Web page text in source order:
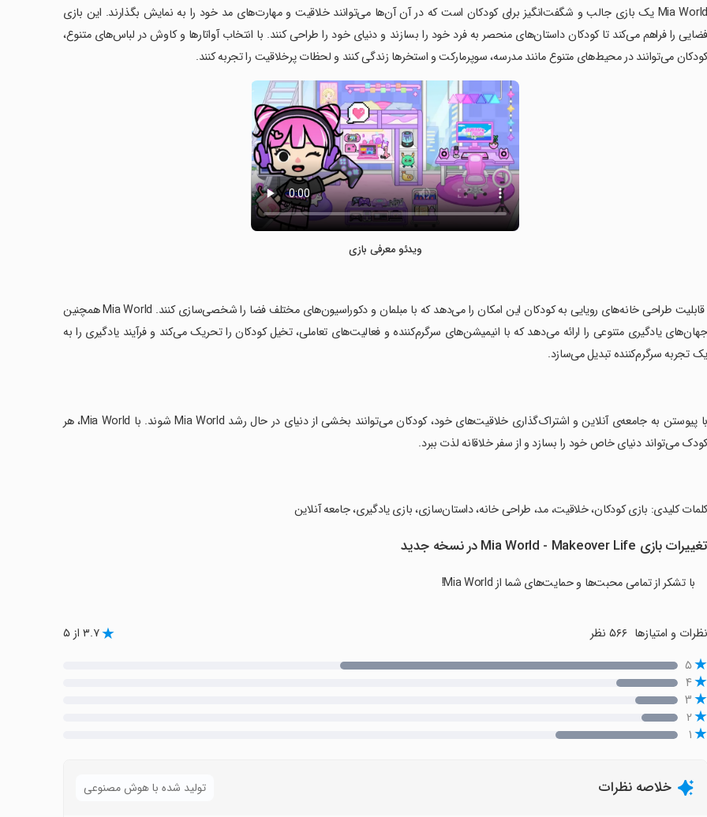
Mia World یک بازی جالب و شگفت‌انگیز برای کودکان است که در آن آن‌ها می‌توانند خلاقیت و مهارت‌های مد خود را به نمایش بگذارند. این بازی
فضایی را فراهم می‌کند تا کودکان داستان‌های منحصر به فرد خود را بسازند و دنیای خود را طراحی کنند. با انتخاب آواتارها و کاوش در لباس‌های متنوع،
کودکان می‌توانند در محیط‌های متنوع مانند مدرسه، سوپرمارکت و استخرها زندگی کنند و لحظات پرخلاقیت را تجربه کنند.
ویدئو معرفی بازی
‏ قابلیت طراحی خانه‌های رویایی به کودکان این امکان را می‌دهد که با مبلمان و دکوراسیون‌های مختلف فضا را شخصی‌سازی کنند. Mia World همچنین
جهان‌های یادگیری متنوعی را ارائه می‌دهد که با انیمیشن‌های سرگرم‌کننده و فعالیت‌های تعاملی، تخیل کودکان را تحریک می‌کند و فرآیند یادگیری را به
یک تجربه سرگرم‌کننده تبدیل می‌سازد.
‏با پیوستن به جامعه‌ی آنلاین و اشتراک‌گذاری خلاقیت‌های خود، کودکان می‌توانند بخشی از دنیای در حال رشد Mia World شوند. با Mia World، هر
کودک می‌تواند دنیای خاص خود را بسازد و از سفر خلاقانه لذت ببرد.
‏کلمات کلیدی: بازی کودکان، خلاقیت، مد، طراحی خانه، داستان‌سازی، بازی یادگیری، جامعه آنلاین
تغییرات بازی Mia World - Makeover Life در نسخه جدید
با تشکر از تمامی محبت‌ها و حمایت‌های شما از Mia World!
نظرات و امتیازها ۵۶۶ نظر ۳.۷ از ۵
۵
۴
۳
۲
۱
خلاصه نظرات تولید شده با هوش مصنوعی